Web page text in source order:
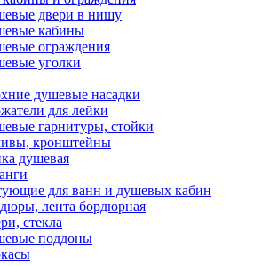
двери в нишу
кабины
ограждения
уголки
душевые насадки
для лейки
гарнитуры, стойки
кронштейны
душевая
для ванн и душевых кабин
лента бордюрная
стекла
поддоны